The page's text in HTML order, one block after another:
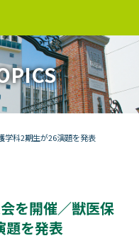
学科2期生が26演題を発表
を開催／獣医保
題を発表